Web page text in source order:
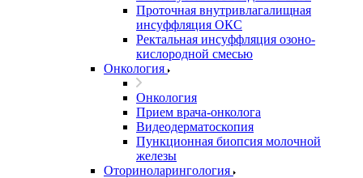
Проточная внутривлагалищная
инсуффляция ОКС
Ректальная инсуффляция озоно-
кислородной смесью
Онкология
Онкология
Прием врача-онколога
Видеодерматоскопия
Пункционная биопсия молочной
железы
Оториноларингология